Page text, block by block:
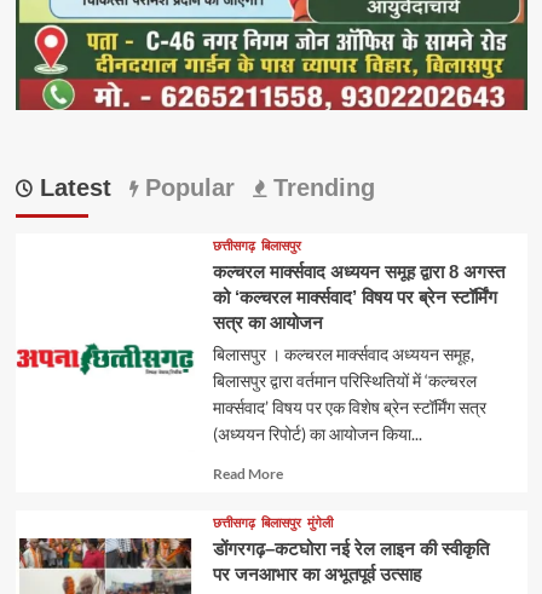
Latest Popular Trending
छत्तीसगढ़ बिलासपुर
कल्चरल मार्क्सवाद अध्ययन समूह द्वारा 8 अगस्त
को ‘कल्चरल मार्क्सवाद’ विषय पर ब्रेन स्टॉर्मिंग
सत्र का आयोजन
बिलासपुर । कल्चरल मार्क्सवाद अध्ययन समूह,
बिलासपुर द्वारा वर्तमान परिस्थितियों में ‘कल्चरल
मार्क्सवाद’ विषय पर एक विशेष ब्रेन स्टॉर्मिंग सत्र
(अध्ययन रिपोर्ट) का आयोजन किया...
Read MoreRead
about
छत्तीसगढ़ बिलासपुर मुंगेली
डोंगरगढ़–कटघोरा नई रेल लाइन की स्वीकृति
पर जनआभार का अभूतपूर्व उत्साह